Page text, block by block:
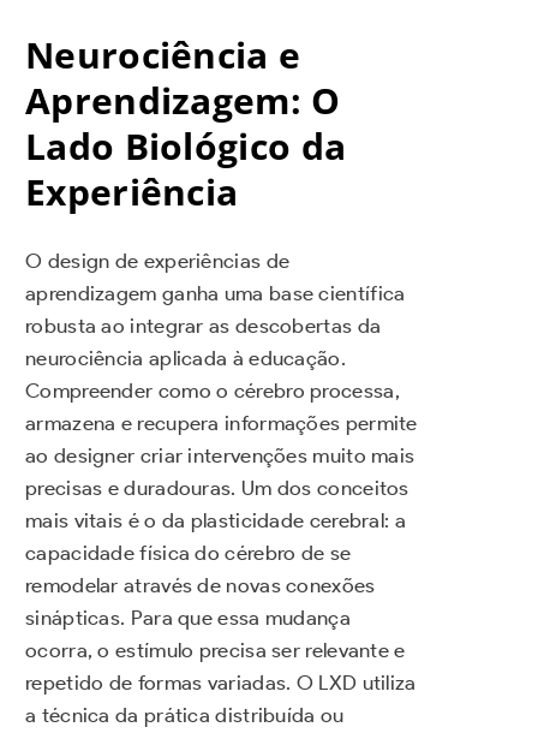
Neurociência e
Aprendizagem: O
Lado Biológico da
Experiência
O design de experiências de
aprendizagem ganha uma base científica
robusta ao integrar as descobertas da
neurociência aplicada à educação.
Compreender como o cérebro processa,
armazena e recupera informações permite
ao designer criar intervenções muito mais
precisas e duradouras. Um dos conceitos
mais vitais é o da plasticidade cerebral: a
capacidade física do cérebro de se
remodelar através de novas conexões
sinápticas. Para que essa mudança
ocorra, o estímulo precisa ser relevante e
repetido de formas variadas. O LXD utiliza
a técnica da prática distribuída ou